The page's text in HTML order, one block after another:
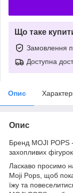
Що таке
Замовлення
Доступна
Опис
Опис
Бренд MOJI POPS -
захопливих
Ласкаво просимо
Moji Pops, щоб
їжу та